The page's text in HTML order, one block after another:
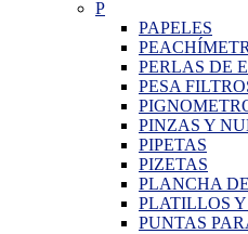
P
PAPELES
PERLAS DE
PESA
PINZAS Y
PIPETAS
PIZETAS
PLANCHA
PLATILLOS
PUNTAS